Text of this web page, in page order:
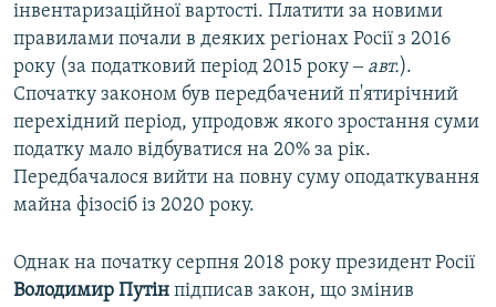
інвентаризаційної вартості. Платити за новими
правилами почали в деяких регіонах Росії з 2016
року (за податковий період 2015 року ‒ авт.).
Спочатку законом був передбачений п'ятирічний
перехідний період, упродовж якого зростання суми
податку мало відбуватися на 20% за рік.
Передбачалося вийти на повну суму оподаткування
майна фізосіб із 2020 року.
Однак на початку серпня 2018 року президент Росії
Володимир Путін підписав закон, що змінив